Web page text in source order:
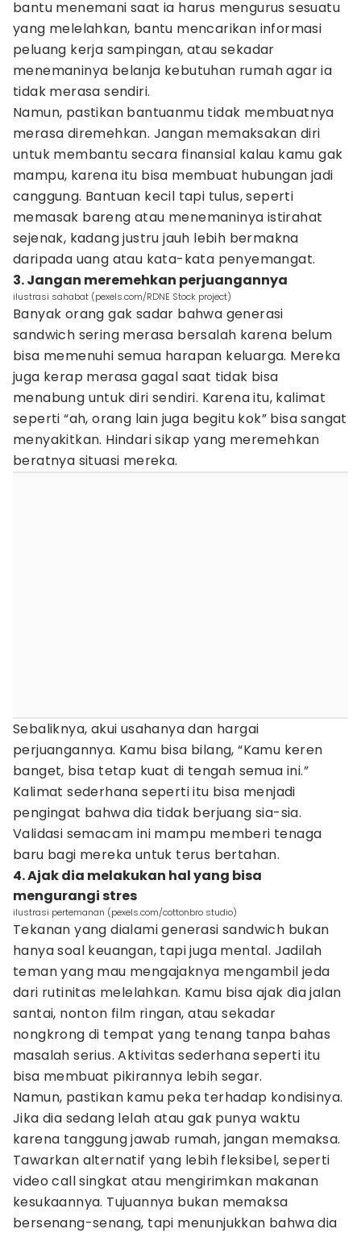
bantu menemani saat ia harus mengurus sesuatu
yang melelahkan, bantu mencarikan informasi
peluang kerja sampingan, atau sekadar
menemaninya belanja kebutuhan rumah agar ia
tidak merasa sendiri.
Namun, pastikan bantuanmu tidak membuatnya
merasa diremehkan. Jangan memaksakan diri
untuk membantu secara finansial kalau kamu gak
mampu, karena itu bisa membuat hubungan jadi
canggung. Bantuan kecil tapi tulus, seperti
memasak bareng atau menemaninya istirahat
sejenak, kadang justru jauh lebih bermakna
daripada uang atau kata-kata penyemangat.
3. Jangan meremehkan perjuangannya
ilustrasi sahabat (pexels.com/RDNE Stock project)
Banyak orang gak sadar bahwa generasi
sandwich sering merasa bersalah karena belum
bisa memenuhi semua harapan keluarga. Mereka
juga kerap merasa gagal saat tidak bisa
menabung untuk diri sendiri. Karena itu, kalimat
seperti “ah, orang lain juga begitu kok” bisa sangat
menyakitkan. Hindari sikap yang meremehkan
beratnya situasi mereka.
Sebaliknya, akui usahanya dan hargai
perjuangannya. Kamu bisa bilang, “Kamu keren
banget, bisa tetap kuat di tengah semua ini.”
Kalimat sederhana seperti itu bisa menjadi
pengingat bahwa dia tidak berjuang sia-sia.
Validasi semacam ini mampu memberi tenaga
baru bagi mereka untuk terus bertahan.
4. Ajak dia melakukan hal yang bisa
mengurangi stres
ilustrasi pertemanan (pexels.com/cottonbro studio)
Tekanan yang dialami generasi sandwich bukan
hanya soal keuangan, tapi juga mental. Jadilah
teman yang mau mengajaknya mengambil jeda
dari rutinitas melelahkan. Kamu bisa ajak dia jalan
santai, nonton film ringan, atau sekadar
nongkrong di tempat yang tenang tanpa bahas
masalah serius. Aktivitas sederhana seperti itu
bisa membuat pikirannya lebih segar.
Namun, pastikan kamu peka terhadap kondisinya.
Jika dia sedang lelah atau gak punya waktu
karena tanggung jawab rumah, jangan memaksa.
Tawarkan alternatif yang lebih fleksibel, seperti
video call singkat atau mengirimkan makanan
kesukaannya. Tujuannya bukan memaksa
bersenang-senang, tapi menunjukkan bahwa dia